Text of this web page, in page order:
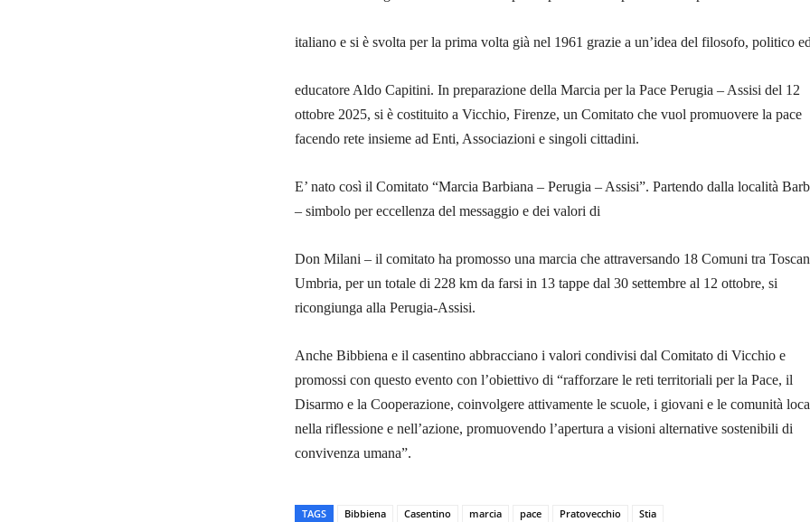
italiano e si è svolta per la prima volta già nel 1961 grazie a un’idea del filosofo, politico ed
educatore Aldo Capitini. In preparazione della Marcia per la Pace Perugia – Assisi del 12
ottobre 2025, si è costituito a Vicchio, Firenze, un Comitato che vuol promuovere la pace
facendo rete insieme ad Enti, Associazioni e singoli cittadini.
E’ nato così il Comitato “Marcia Barbiana – Perugia – Assisi”. Partendo dalla località
– simbolo per eccellenza del messaggio e dei valori di
Don Milani – il comitato ha promosso una marcia che attraversando 18 Comuni tra
Umbria, per un totale di 228 km da farsi in 13 tappe dal 30 settembre al 12 ottobre, si
ricongiunga alla Perugia-Assisi.
Anche Bibbiena e il casentino abbracciano i valori condivisi dal Comitato di Vicchio e
promossi con questo evento con l’obiettivo di “rafforzare le reti territoriali per la Pace, il
Disarmo e la Cooperazione, coinvolgere attivamente le scuole, i giovani e le comunità
nella riflessione e nell’azione, promuovendo l’apertura a visioni alternative sostenibili di
convivenza umana”.
TAGS Bibbiena Casentino marcia pace Pratovecchio Stia